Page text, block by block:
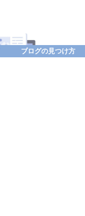
ブログの見つけ方